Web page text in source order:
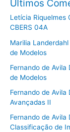
Últimos
Letícia Riquelmes
CBERS 04A
Marilia Landerdahl
de Modelos
Fernando de Avila
de Modelos
Fernando de Avila
Avançadas II
Fernando de Avila
Classificação de